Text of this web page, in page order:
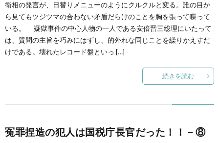
衛相の発言が、日替りメニューのようにクルクルと変る。誰の目か
ら見てもツジツマの合わない矛盾だらけのことを胸を張って喋って
いる。 疑獄事件の中心人物の一人である安倍晋三総理にいたって
は、質問の主旨を巧みにはずし、的外れな同じことを繰りかえすだ
けである。壊れたレコード盤といっ […]
続きを読む
冤罪捏造の犯人は国税庁長官だった！！－⑧